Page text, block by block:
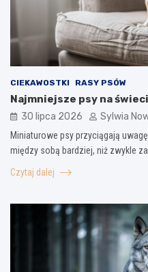
CIEKAWOSTKI RASY PSÓW
Najmniejsze psy na
30 lipca 2026 Sylwia
Miniaturowe psy przyciągają
między sobą bardziej, niż zwykle
Czytaj dalej